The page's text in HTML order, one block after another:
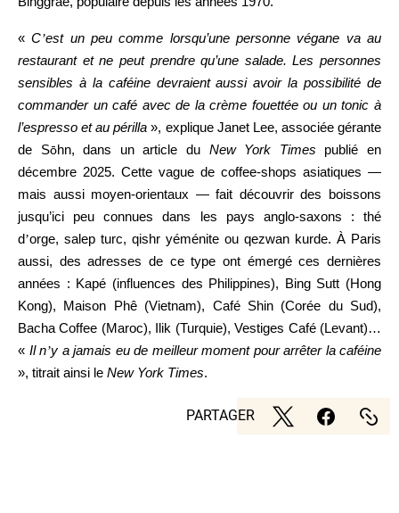
«C’est un peu comme lorsqu’une personne végane va au
restaurant et ne peut prendre qu’une salade. Les personnes
sensibles à la caféine devraient aussi avoir la possibilité de
commander un café avec de la crème fouettée ou un tonic à
l’espresso et au périlla », explique Janet Lee, associée gérante
de Sōhn, dans un article du New York Times publié en
décembre 2025. Cette vague de coffee-shops asiatiques —
mais aussi moyen-orientaux — fait découvrir des boissons
jusqu’ici peu connues dans les pays anglo-saxons : thé
d’orge, salep turc, qishr yéménite ou qezwan kurde. À Paris
aussi, des adresses de ce type ont émergé ces dernières
années : Kapé (influences des Philippines), Bing Sutt (Hong
Kong), Maison Phê (Vietnam), Café Shin (Corée du Sud),
Bacha Coffee (Maroc), Ilik (Turquie), Vestiges Café (Levant)…
« Il n’y a jamais eu de meilleur moment pour arrêter la caféine
», titrait ainsi le New York Times.
PARTAGER